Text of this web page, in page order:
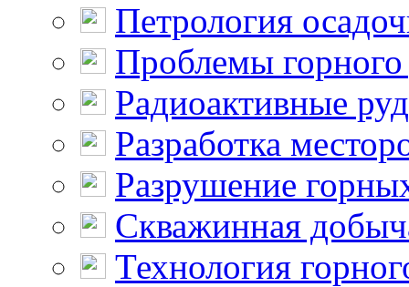
Петрология
Проблемы горного
Радиоактивные
Разработка
Разрушение
Скважинная
Технология